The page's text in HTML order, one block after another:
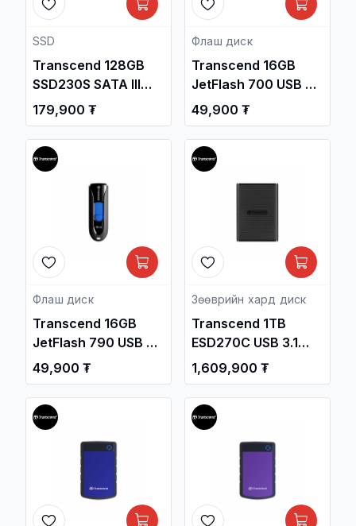
SSD
Transcend 128GB
SSD230S SATA III
2.5-Inch Internal SSD
/TS128GSSD230S/
179,900 ₮
Флаш диск
Transcend 16GB
JetFlash 700 USB 3.1
Gen1 Flash Drive
/TS16GJF700/
49,900 ₮
Флаш диск
Transcend 16GB
JetFlash 790 USB 3.1
Gen1 Flash Drive
/TS16GJF790K/
49,900 ₮
Зөөврийн хард диск
Transcend 1TB
ESD270C USB 3.1
Gen2 Type-C
Portable SSD
TS1TESD270C /
Зөөврийн Хард /
1,609,900 ₮